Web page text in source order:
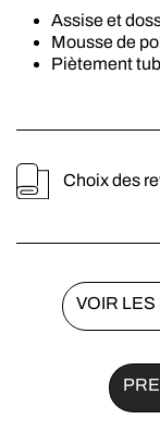
Assise et
Mousse de
Piètement
Choix des
VOIR